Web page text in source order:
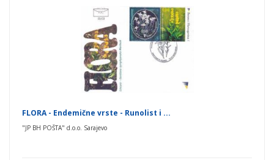
FLORA - Endemične vrste - Runolist i ...
"JP BH POŠTA" d.o.o. Sarajevo